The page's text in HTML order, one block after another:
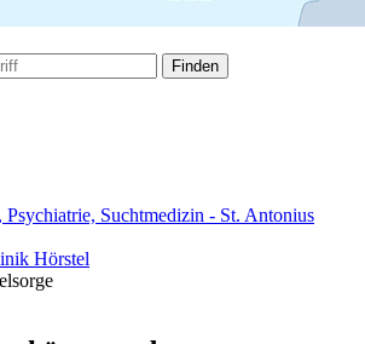
Psychiatrie, Suchtmedizin - St. Antonius
Hörstel